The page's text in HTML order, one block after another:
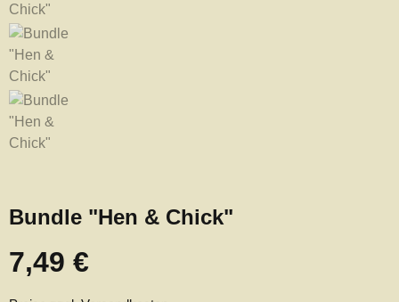
Bundle "Hen & Chick"
Regulärer Preis:
7,49 €